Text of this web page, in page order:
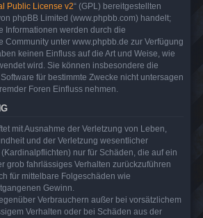
Public License v2“ (GPL) bereitgestellten
phpBB Limited (www.phpbb.com) handelt;
Informationen werden durch die
Community unter www.phpbb.de zur Verfügung
keinen Einfluss auf die Art und Weise, wie
wird. Sie können insbesondere die
für bestimmte Zwecke nicht untersagen
Foren Einfluss nehmen.
mit Ausnahme der Verletzung von Leben,
und der Verletzung wesentlicher
nur für Schäden, die auf ein
grob fahrlässiges Verhalten zurückzuführen
für mittelbare Folgeschäden wie
Gewinn.
Verbrauchern außer bei vorsätzlichem
Verhalten oder bei Schäden aus der